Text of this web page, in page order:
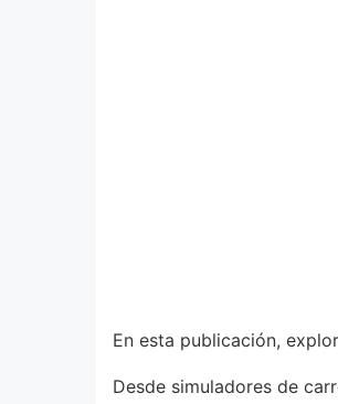
En esta publicación,
Desde simuladores de